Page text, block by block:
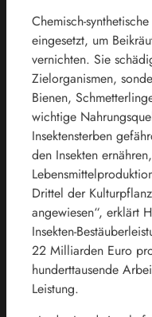
Chemisch-
eingesetzt, um
vernichten. Sie
Zielorganismen,
Bienen,
wichtige
Insektensterben
den Insekten
Drittel der
angewiesen“, erklärt
Insekten-
22 Milliarden Euro
hunderttausende
Leistung.